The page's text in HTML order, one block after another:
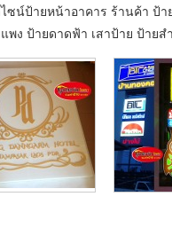
น์ป้ายหน้าอาคาร ร้านค้า ป้
พง ป้ายดาดฟ้า เสาป้าย ป้ายส